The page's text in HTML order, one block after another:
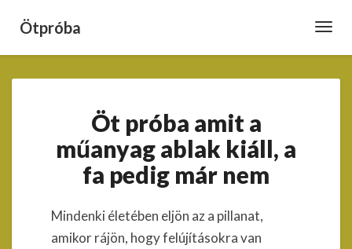
Ötpróba
próba
amit
a
műanyag
ablak
a
fa
Öt próba amit a
műanyag ablak kiáll, a
fa pedig már nem
Mindenki életében eljön az a pillanat,
amikor rájön, hogy felújításokra van